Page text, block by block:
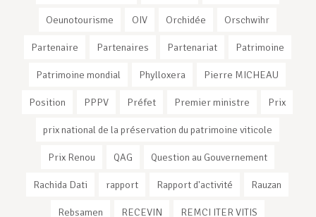
Oeunotourisme OIV Orchidée Orschwihr
Partenaire Partenaires Partenariat Patrimoine
Patrimoine mondial Phylloxera Pierre MICHEAU
Position PPPV Préfet Premier ministre Prix
prix national de la préservation du patrimoine viticole
Prix Renou QAG Question au Gouvernement
Rachida Dati rapport Rapport d'activité Rauzan
Rebsamen RECEVIN REMCI ITER VITIS